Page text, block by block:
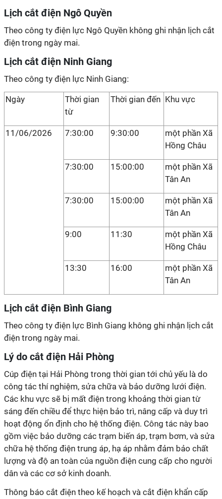
Lịch cắt điện Ngô Quyền
Theo công ty điện lực Ngô Quyền không ghi nhận lịch cắt
điện trong ngày mai.
Lịch cắt điện Ninh Giang
Theo công ty điện lực Ninh Giang:
Ngày
Thời gian
từ
Thời gian đến Khu vực
11/06/2026 7:30:00 9:30:00
một phần Xã
Hồng Châu
7:30:00 15:00:00
một phần Xã
Tân An
7:30:00 15:00:00
một phần Xã
Tân An
9:00 11:30
một phần Xã
Hồng Châu
13:30 16:00
một phần Xã
Tân An
Lịch cắt điện Bình Giang
Theo công ty điện lực Bình Giang không ghi nhận lịch cắt
điện trong ngày mai.
Lý do cắt điện Hải Phòng
Cúp điện tại Hải Phòng trong thời gian tới chủ yếu là do
công tác thí nghiệm, sửa chữa và bảo dưỡng lưới điện.
Các khu vực sẽ bị mất điện trong khoảng thời gian từ
sáng đến chiều để thực hiện bảo trì, nâng cấp và duy trì
hoạt động ổn định cho hệ thống điện. Công tác này bao
gồm việc bảo dưỡng các trạm biến áp, trạm bơm, và sửa
chữa hệ thống điện trung áp, hạ áp nhằm đảm bảo chất
lượng và độ an toàn của nguồn điện cung cấp cho người
dân và các cơ sở kinh doanh.
Thông báo cắt điện theo kế hoạch và cắt điện khẩn cấp